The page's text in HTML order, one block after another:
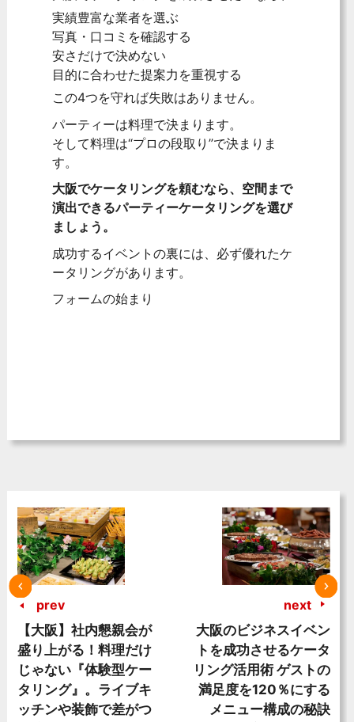
実績豊富な業者を選ぶ
写真・口コミを確認する
安さだけで決めない
目的に合わせた提案力を重視する
この4つを守れば失敗はありません。
パーティーは料理で決まります。
そして料理は“プロの段取り”で決まりま
す。
大阪でケータリングを頼むなら、空間まで
演出できるパーティーケータリングを選び
ましょう。
成功するイベントの裏には、必ず優れたケ
ータリングがあります。
フォームの始まり
prev
【大阪】社内懇親会が
盛り上がる！料理だけ
じゃない『体験型ケー
タリング』。ライブキ
ッチンや装飾で差がつ
next
大阪のビジネスイベン
トを成功させるケータ
リング活用術 ゲストの
満足度を120％にする
メニュー構成の秘訣